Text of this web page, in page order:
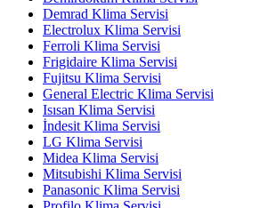
Demrad Klima Servisi
Electrolux Klima Servisi
Ferroli Klima Servisi
Frigidaire Klima Servisi
Fujitsu Klima Servisi
General Electric Klima Servisi
Isısan Klima Servisi
İndesit Klima Servisi
LG Klima Servisi
Midea Klima Servisi
Mitsubishi Klima Servisi
Panasonic Klima Servisi